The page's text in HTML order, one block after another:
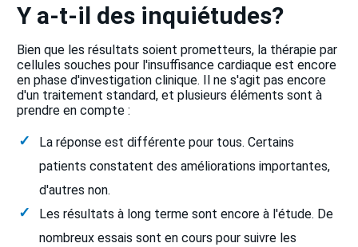
Y a-t-il des inquiétudes?
Bien que les résultats soient prometteurs, la thérapie par
cellules souches pour l'insuffisance cardiaque est encore
en phase d'investigation clinique. Il ne s'agit pas encore
d'un traitement standard, et plusieurs éléments sont à
prendre en compte :
La réponse est différente pour tous. Certains
patients constatent des améliorations importantes,
d'autres non.
Les résultats à long terme sont encore à l'étude. De
nombreux essais sont en cours pour suivre les